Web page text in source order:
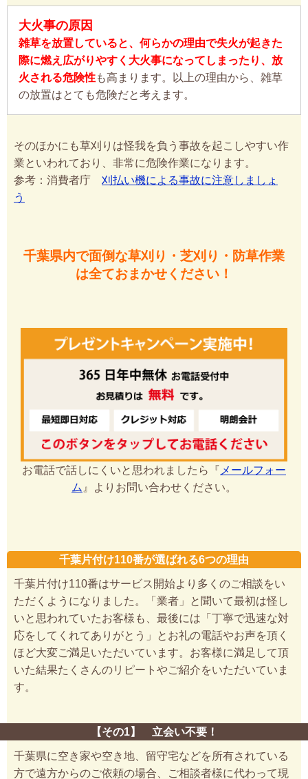
大火事の原因
雑草を放置していると、何らかの理由で失火が起きた
際に燃え広がりやすく大火事になってしまったり、放
火される危険性も高まります。以上の理由から、雑草
の放置はとても危険だと考えます。
そのほかにも草刈りは怪我を負う事故を起こしやすい作
業といわれており、非常に危険作業になります。
参考：消費者庁 刈払い機による事故に注意しましょ
う
千葉県内で面倒な草刈り・芝刈り・防草作業
は全ておまかせください！
お電話で話しにくいと思われましたら『 メールフォー
ム 』よりお問い合わせください。
千葉片付け110番が選ばれる6つの理由
千葉片付け110番はサービス開始より多くのご相談をい
ただくようになりました。「業者」と聞いて最初は怪し
いと思われていたお客様も、最後には「丁寧で迅速な対
応をしてくれてありがとう」とお礼の電話やお声を頂く
ほど大変ご満足いただいています。お客様に満足して頂
いた結果たくさんのリピートやご紹介をいただいていま
す。
【その1】 立会い不要！
千葉県に空き家や空き地、留守宅などを所有されている
方で遠方からのご依頼の場合、ご相談者様に代わって現